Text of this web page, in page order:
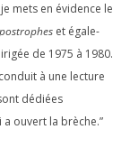
mets en évi­dence le
et éga­le­
de 1975 à 1980.
à une lec­ture
dédiées
a ouvert la brèche.”